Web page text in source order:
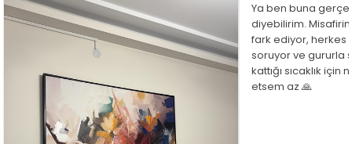
Ya ben buna
diyebilirim.
fark ediyor, herkes
soruyor ve gururla
kattığı sıcaklık
etsem az 🙏